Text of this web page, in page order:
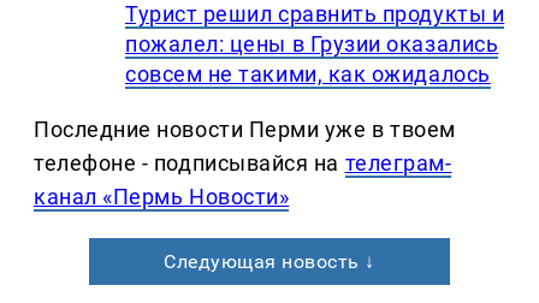
Турист решил сравнить продукты и
пожалел: цены в Грузии оказались
совсем не такими, как ожидалось
Последние новости Перми уже в твоем
телефоне - подписывайся на телеграм-
канал «Пермь Новости»
Следующая новость ↓